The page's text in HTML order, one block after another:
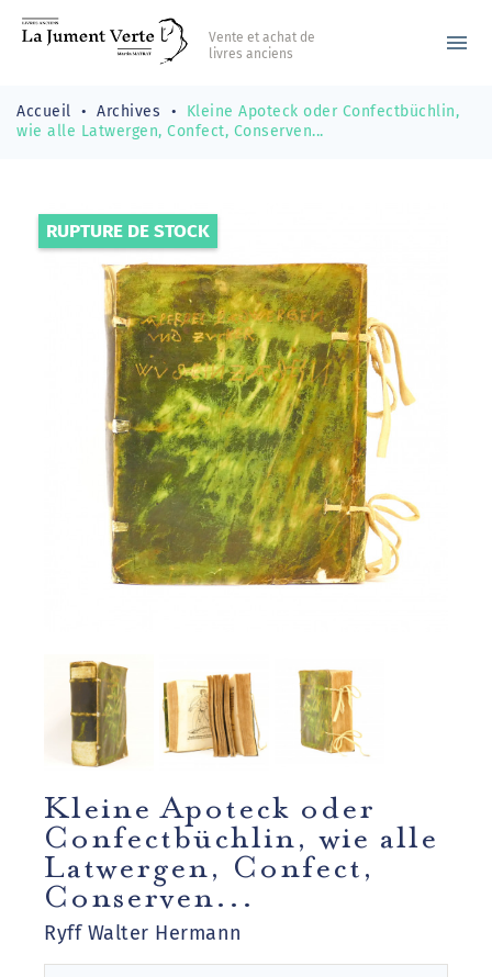
Vente et achat de
livres anciens
menu
Accueil Archives
Kleine Apoteck oder Confectbüchlin,
wie alle Latwergen, Confect, Conserven...
RUPTURE DE STOCK
Kleine Apoteck oder
Confectbüchlin, wie alle
Latwergen, Confect,
Conserven...
Ryff Walter Hermann